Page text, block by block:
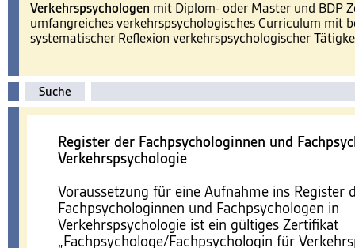
Verkehrspsychologen mit Diplom- oder Master und BDP
umfangreiches verkehrspsychologisches Curriculum mit
systematischer Reflexion verkehrspsychologischer
Suche
Register der Fachpsychologinnen und
Verkehrspsychologie
Voraussetzung für eine Aufnahme ins Register
Fachpsychologinnen und Fachpsychologen in
Verkehrspsychologie ist ein gültiges Zertifikat
„Fachpsychologe/Fachpsychologin für